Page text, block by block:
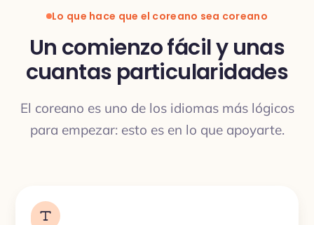
Lo que hace que el coreano sea coreano
Un comienzo fácil y unas
cuantas particularidades
El coreano es uno de los idiomas más lógicos
para empezar: esto es en lo que apoyarte.